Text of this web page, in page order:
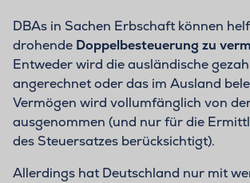
DBAs in Sachen Erbschaft können
drohende Doppelbesteuerung zu
Entweder wird die ausländische
angerechnet oder das im Ausland
Vermögen wird vollumfänglich von
ausgenommen (und nur für die
des Steuersatzes berücksichtigt).
Allerdings hat Deutschland nur mit